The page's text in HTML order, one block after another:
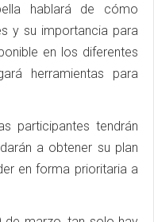
hablará de cómo
y su importancia para
en los diferentes
herramientas para
participantes tendrán
a obtener su plan
en forma prioritaria a